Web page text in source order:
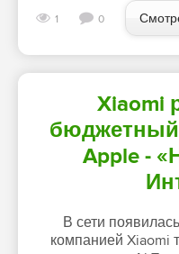
1 0
Xiaomi
бюджетный
Apple -
В сети
компанией Xiaomi